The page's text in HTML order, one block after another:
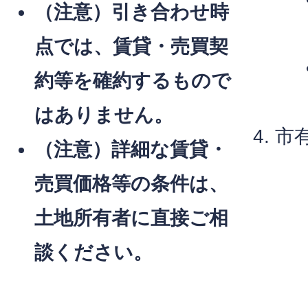
（注意）引き合わせ時
点では、賃貸・売買契
約等を確約するもので
はありません。
（注意）詳細な賃貸・
売買価格等の条件は、
土地所有者に直接ご相
談ください。
市